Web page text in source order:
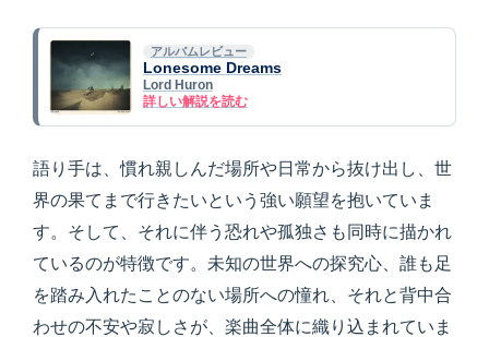
アルバムレビュー
Lonesome Dreams
Lord Huron
詳しい解説を読む
語り手は、慣れ親しんだ場所や日常から抜け出し、世
界の果てまで行きたいという強い願望を抱いていま
す。そして、それに伴う恐れや孤独さも同時に描かれ
ているのが特徴です。未知の世界への探究心、誰も足
を踏み入れたことのない場所への憧れ、それと背中合
わせの不安や寂しさが、楽曲全体に織り込まれていま